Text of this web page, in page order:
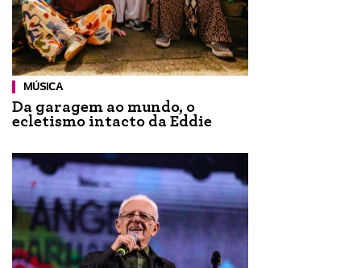
MÚSICA
Da garagem ao mundo, o
ecletismo intacto da Eddie